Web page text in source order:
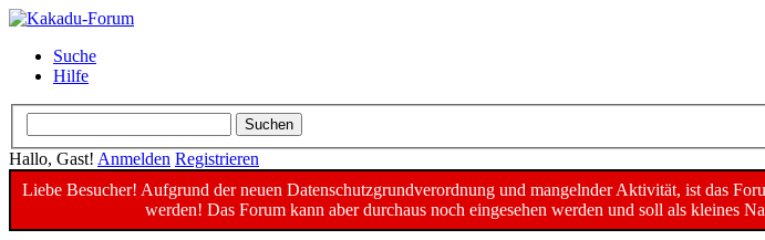
Suche
Hilfe
Hallo, Gast! Anmelden Registrieren
Liebe Besucher! Aufgrund der neuen Datenschutzgrundverordnung und mangelnder Aktivität, ist das
werden! Das Forum kann aber durchaus noch eingesehen werden und soll als kleines